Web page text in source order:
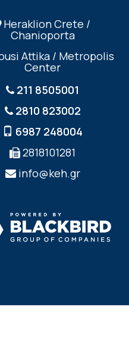
Heraklion Crete /
Chanioporta
Attika / Metropolis
Center
211 8505001
2810 823002
6987 248004
2818101281
info@keh.gr